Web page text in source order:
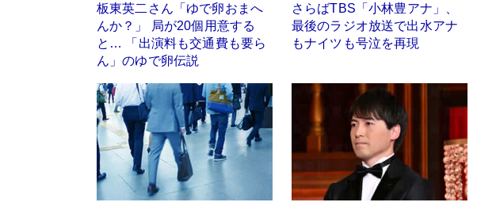
板東英二さん「ゆで卵おまへ
んか？」 局が20個用意する
と… 「出演料も交通費も要ら
ん」のゆで卵伝説
さらばTBS「小林豊アナ」、
最後のラジオ放送で出水アナ
もナイツも号泣を再現